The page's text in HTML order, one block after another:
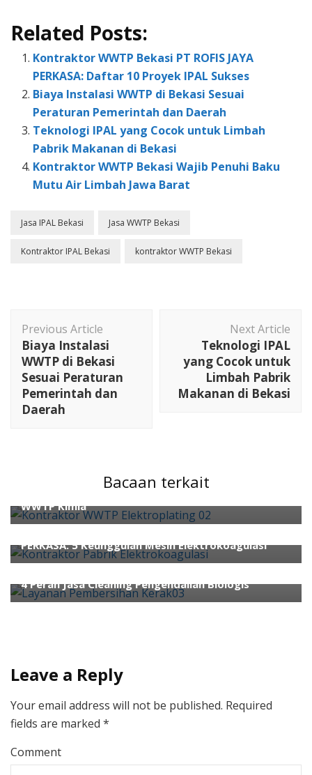
Related Posts:
Kontraktor WWTP Bekasi PT ROFIS JAYA
PERKASA: Daftar 10 Proyek IPAL Sukses
Biaya Instalasi WWTP di Bekasi Sesuai
Peraturan Pemerintah dan Daerah
Teknologi IPAL yang Cocok untuk Limbah
Pabrik Makanan di Bekasi
Kontraktor WWTP Bekasi Wajib Penuhi Baku
Mutu Air Limbah Jawa Barat
Jasa IPAL Bekasi Jasa WWTP Bekasi
Kontraktor IPAL Bekasi kontraktor WWTP Bekasi
Navigation
Previous Article
Biaya Instalasi
WWTP di Bekasi
Sesuai Peraturan
Pemerintah dan
Daerah
Next Article
Teknologi IPAL
yang Cocok untuk
Limbah Pabrik
Makanan di Bekasi
Bacaan terkait
6 Perbedaan Instalasi WWTP Elektroplating dan
WWTP Kimia
Treatment Water Treatment
PERKASA: 5 Keunggulan Mesin Elektrokoagulasi
4 Peran Jasa Cleaning Pengendalian Biologis
Leave a Reply
Your email address will not be published. Required
fields are marked *
Comment